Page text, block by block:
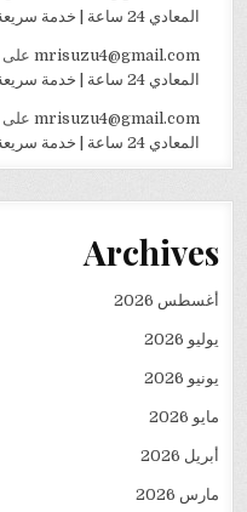
المعادي 24 ساعة | خدمة سريعة وآمنة
mrisuzu4@gmail.comعلى
المعادي 24 ساعة | خدمة سريعة وآمنة
mrisuzu4@gmail.comعلى
المعادي 24 ساعة | خدمة سريعة وآمنة
Archives
أغسطس 2026
يوليو 2026
يونيو 2026
مايو 2026
أبريل 2026
مارس 2026